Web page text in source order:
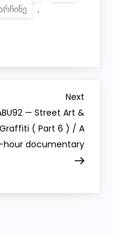
,
Next
Post
Next
— Street Art &
Graffiti ( Part 6 ) / A
documentary